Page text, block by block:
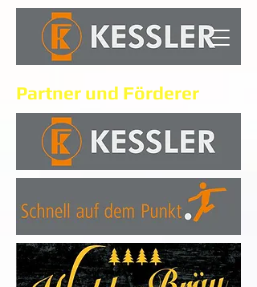
Partner und Förderer